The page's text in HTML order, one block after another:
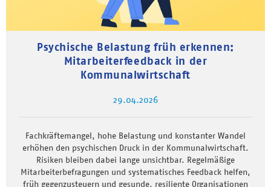
Psychische Belastung früh erkennen:
Mitarbeiterfeedback in der
Kommunalwirtschaft
29.04.2026
Fachkräftemangel, hohe Belastung und konstanter Wandel
erhöhen den psychischen Druck in der Kommunalwirtschaft.
Risiken bleiben dabei lange unsichtbar. Regelmäßige
Mitarbeiterbefragungen und systematisches Feedback helfen,
früh gegenzusteuern und gesunde, resiliente Organisationen